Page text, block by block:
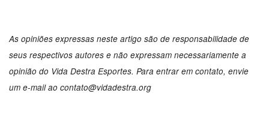
As opiniões expressas neste artigo são de responsabilidade de
seus respectivos autores e não expressam necessariamente a
opinião do Vida Destra Esportes. Para entrar em contato, envie
um e-mail ao contato@vidadestra.org